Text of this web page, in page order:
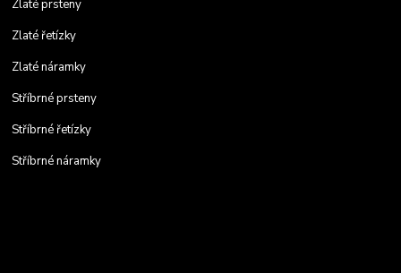
Zlaté prsteny
Zlaté řetízky
Zlaté náramky
Stříbrné prsteny
Stříbrné řetízky
Stříbrné náramky